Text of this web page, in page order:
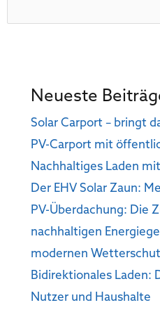
Neueste
Solar Carport – bringt
PV-Carport mit
Nachhaltiges Laden
Der EHV Solar Zaun:
PV-Überdachung: Die
nachhaltigen
modernen
Bidirektionales Laden:
Nutzer und Haushalte